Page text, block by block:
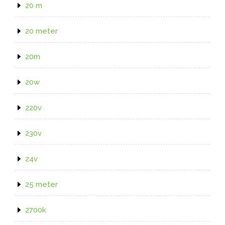
20 m
20 meter
20m
20w
220v
230v
24v
25 meter
2700k